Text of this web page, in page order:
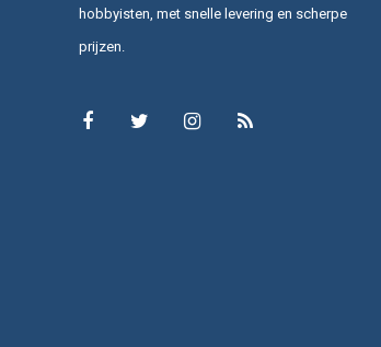
hobbyisten, met snelle levering en scherpe
prijzen.